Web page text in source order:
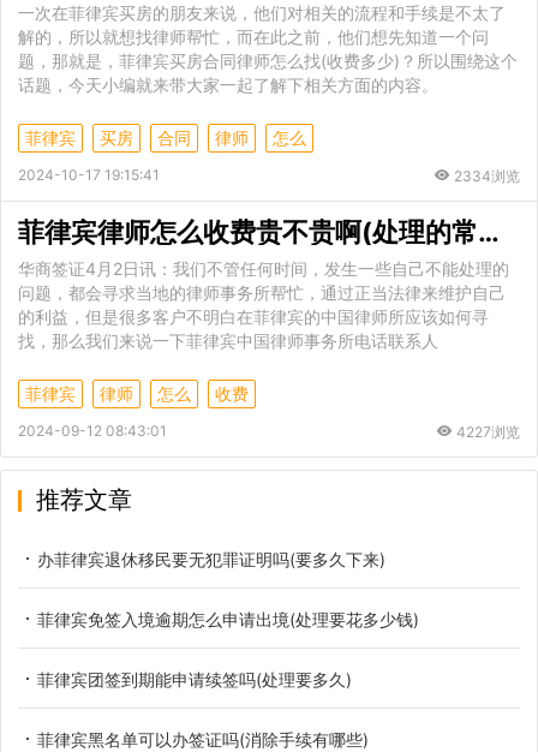
一次在菲律宾买房的朋友来说，他们对相关的流程和手续是不太了
解的，所以就想找律师帮忙，而在此之前，他们想先知道一个问
题，那就是，菲律宾买房合同律师怎么找(收费多少)？所以围绕这个
话题，今天小编就来带大家一起了解下相关方面的内容。
菲律宾 买房 合同 律师 怎么
2024-10-17 19:15:41 2334浏览
菲律宾律师怎么收费贵不贵啊(处理的常见业务)
华商签证4月2日讯：我们不管任何时间，发生一些自己不能处理的
问题，都会寻求当地的律师事务所帮忙，通过正当法律来维护自己
的利益，但是很多客户不明白在菲律宾的中国律师所应该如何寻
找，那么我们来说一下菲律宾中国律师事务所电话联系人
菲律宾 律师 怎么 收费
2024-09-12 08:43:01 4227浏览
推荐文章
办菲律宾退休移民要无犯罪证明吗(要多久下来)
菲律宾免签入境逾期怎么申请出境(处理要花多少钱)
菲律宾团签到期能申请续签吗(处理要多久)
菲律宾黑名单可以办签证吗(消除手续有哪些)